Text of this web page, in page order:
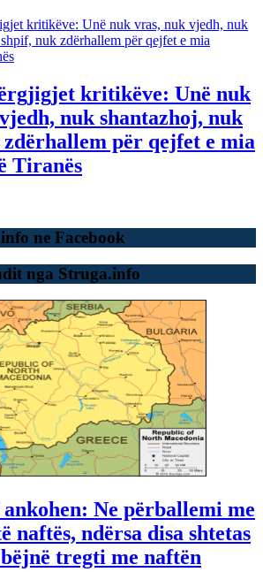
kritikëve: Unë nuk
nuk shantazhoj, nuk
për qejfet e mia
Tiranës
ne Facebook
nga Struga.info
Ne përballemi me
naftës, ndërsa disa shtetas
tregti me naftën